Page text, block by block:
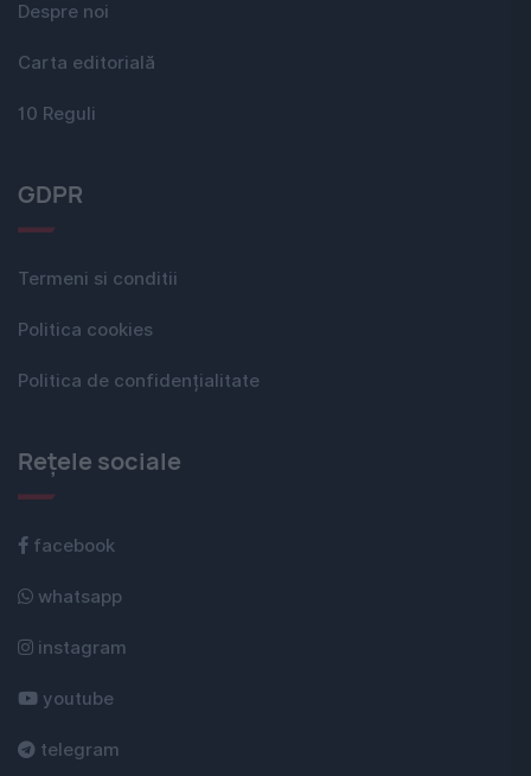
Despre noi
Carta editorială
10 Reguli
GDPR
Termeni si conditii
Politica cookies
Politica de confidențialitate
Rețele sociale
facebook
whatsapp
instagram
youtube
telegram